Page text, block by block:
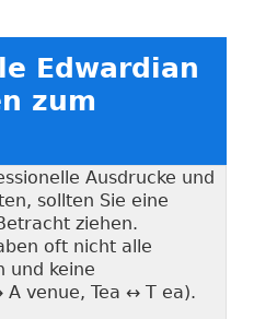
Edwardian
zum
Ausdrucke und
sollten Sie eine
ziehen.
oft nicht alle
und keine
venue, Tea ↔ T ea).